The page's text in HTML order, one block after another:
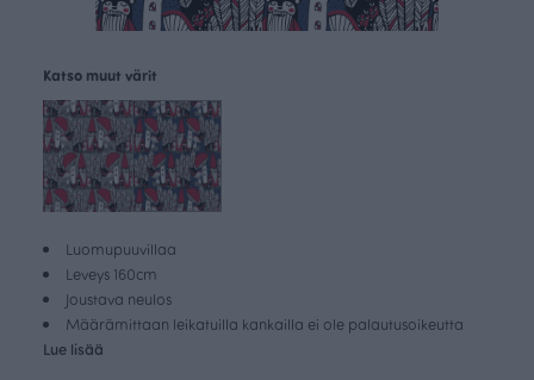
Luomupuuvillaa
Leveys 160cm
Joustava neulos
Määrämittaan leikatuilla kankailla ei ole palautusoikeutta
Lue lisää
Katso muut värit